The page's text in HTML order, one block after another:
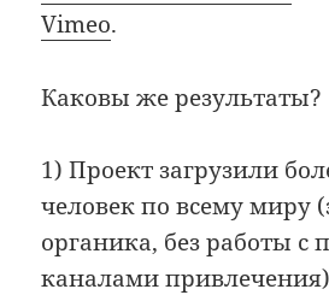
Vimeo.
Каковы же результаты?
1) Проект загрузили
человек по всему миру
органика, без работы с
каналами